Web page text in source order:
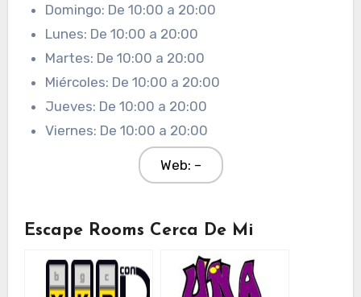
Domingo: De 10:00 a 20:00
Lunes: De 10:00 a 20:00
Martes: De 10:00 a 20:00
Miércoles: De 10:00 a 20:00
Jueves: De 10:00 a 20:00
Viernes: De 10:00 a 20:00
Web: –
Escape Rooms Cerca De Mi